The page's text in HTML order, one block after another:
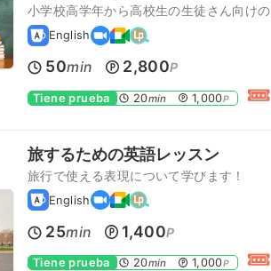
小学校高学年から高校生の生徒さん向けの
English
50min 2,800P
Tiene prueba 20min 1,000P
旅するための英語レッスン
旅行で使える表現について学びます！
English
25min 1,400P
Tiene prueba 20min 1,000P